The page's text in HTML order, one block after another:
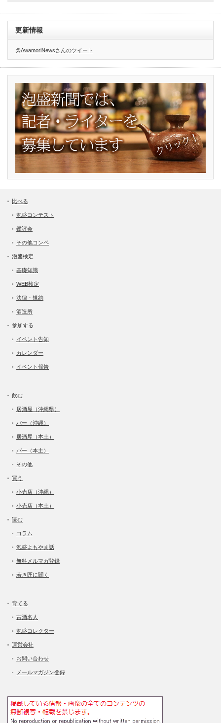
更新情報
@AwamoriNewsさんのツイート
比べる
泡盛コンテスト
鑑評会
その他コンペ
泡盛検定
基礎知識
WEB検定
法律・規約
酒造所
参加する
イベント告知
カレンダー
イベント報告
飲む
居酒屋（沖縄県）
バー（沖縄）
居酒屋（本土）
バー（本土）
その他
買う
小売店（沖縄）
小売店（本土）
読む
コラム
泡盛よもやま話
無料メルマガ登録
若き匠に聞く
育てる
古酒名人
泡盛コレクター
運営会社
お問い合わせ
メールマガジン登録